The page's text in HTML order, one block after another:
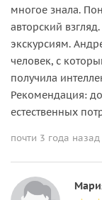
многое знала.
авторский
экскурсиям.
человек, с
получила
Рекомендация:
естественных
почти 3 года назад